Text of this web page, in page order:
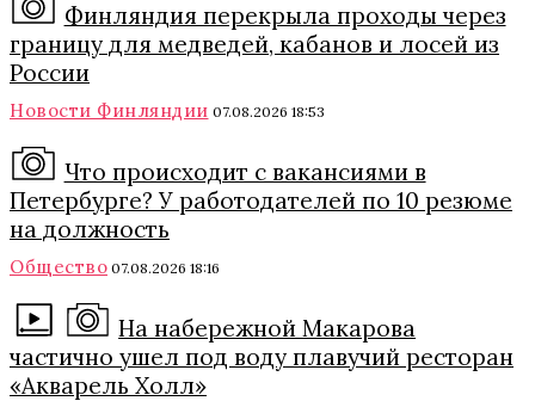
Финляндия перекрыла проходы через
границу для медведей, кабанов и лосей из
России
Новости Финляндии 07.08.2026 18:53
Что происходит с вакансиями в
Петербурге? У работодателей по 10 резюме
на должность
Общество 07.08.2026 18:16
На набережной Макарова
частично ушел под воду плавучий ресторан
«Акварель Холл»